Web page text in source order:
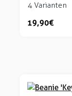
4 Varianten
19,90 €